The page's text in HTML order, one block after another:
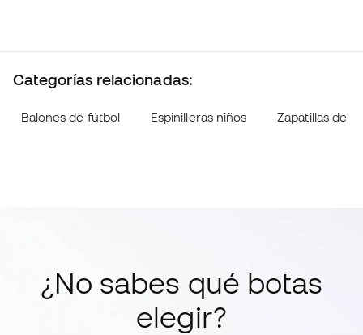
Categorías relacionadas:
Balones de fútbol Espinilleras niños Zapatillas de
¿No sabes qué botas
elegir?